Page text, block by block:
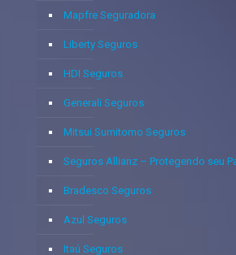
Mapfre Seguradora
Liberty Seguros
HDI Seguros
Generali Seguros
Mitsui Sumitomo Seguros
Seguros Allianz – Protegendo seu
Bradesco Seguros
Azul Seguros
Itaú Seguros